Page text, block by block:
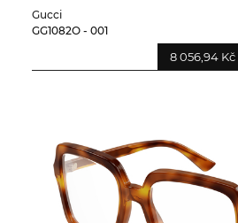
Gucci
GG1082O - 001
8 056,94 Kč